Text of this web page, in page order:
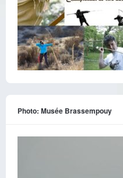
Photo: Musée Brassempouy